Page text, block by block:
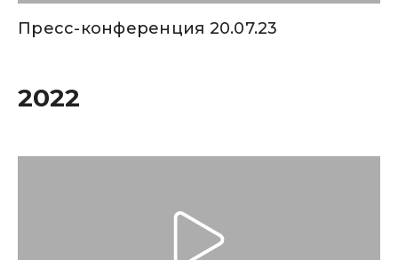
Пресс-конференция 20.07.23
2022